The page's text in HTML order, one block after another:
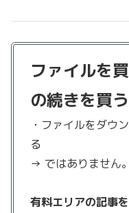
ファイルを
の続きを買う
・ファイルをダウ
る
→ ではありません。
有料エリアの記事